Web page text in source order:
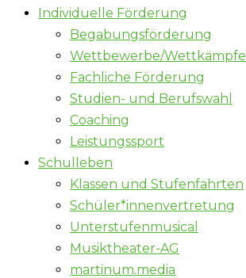
Individuelle Förderung
Begabungsförderung
Wettbewerbe/Wettkämpfe
Fachliche Förderung
Studien- und Berufswahl
Coaching
Leistungssport
Schulleben
Klassen und Stufenfahrten
Schüler*innenvertretung
Unterstufenmusical
Musiktheater-AG
martinum.media